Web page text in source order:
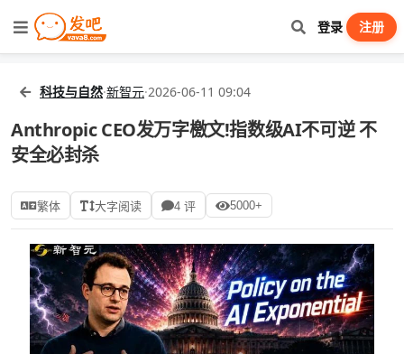
登录 注册
科技与自然·新智元·2026-06-11 09:04
Anthropic CEO发万字檄文!指数级AI不可逆 不
安全必封杀
繁体 大字阅读 4 评 5000+